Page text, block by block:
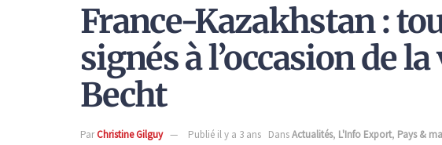
France-Kazakhstan :
signés à l’occasion de la
Becht
ParChristine Gilguy Publié il y a 3 ans DansActualités, L'Info Export, Pays &